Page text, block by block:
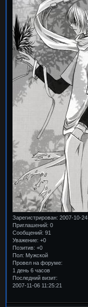
Зарегистрирован: 2007-10-24
Приглашений: 0
Сообщений: 91
Уважение: +0
Позитив: +0
Пол: Мужской
Провел на форуме:
1 день 6 часов
Последний визит:
2007-11-06 11:25:21